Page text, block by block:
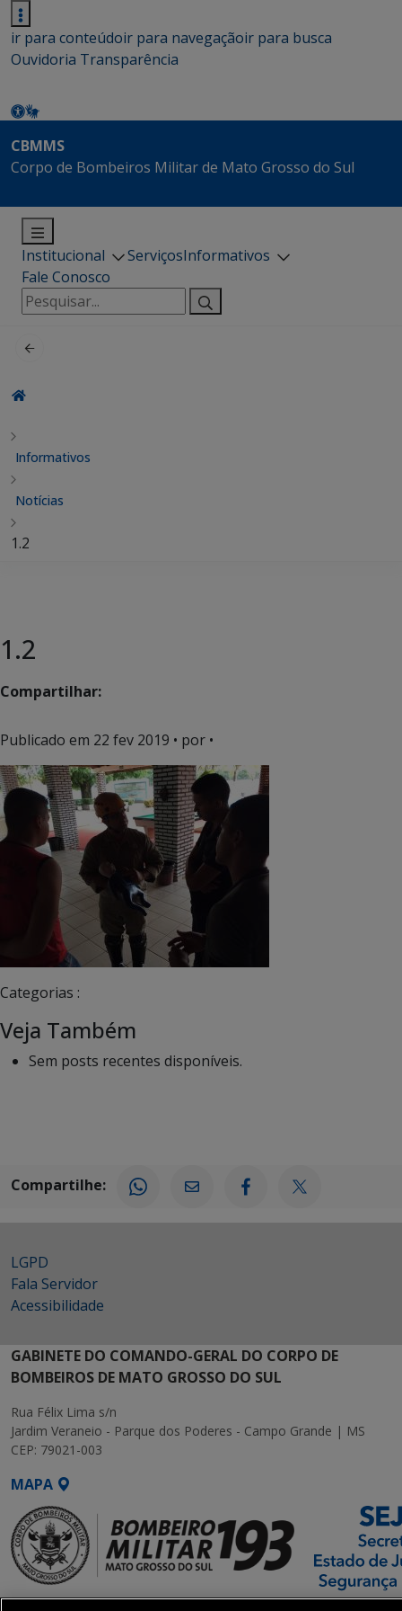
ir para conteúdoir para navegaçãoir para busca
Ouvidoria Transparência
CBMMS
Corpo de Bombeiros Militar de Mato Grosso do Sul
Institucional ServiçosInformativos
Fale Conosco
Pesquisar
por:
Informativos
Notícias
1.2
1.2
Compartilhar:
Publicado em 22 fev 2019 • por •
Categorias :
Veja Também
Sem posts recentes disponíveis.
Compartilhe:
LGPD
Fala Servidor
Acessibilidade
GABINETE DO COMANDO-GERAL DO CORPO DE
BOMBEIROS DE MATO GROSSO DO SUL
Rua Félix Lima s/n
Jardim Veraneio - Parque dos Poderes - Campo Grande | MS
CEP: 79021-003
MAPA